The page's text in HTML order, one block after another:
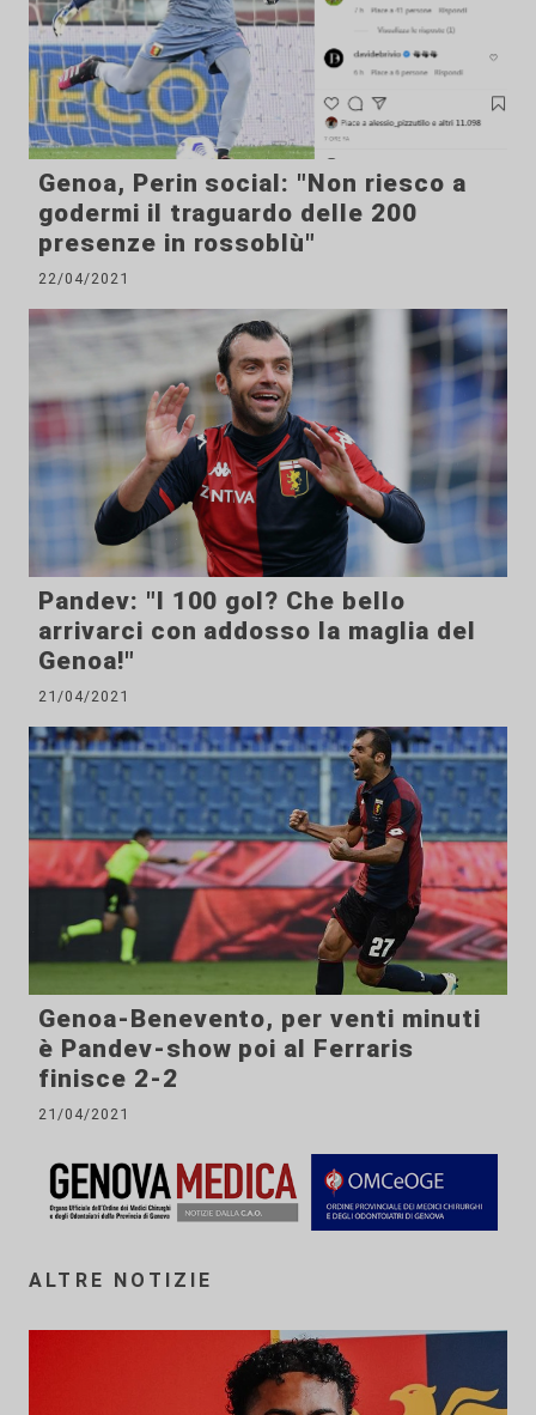
Genoa, Perin social: "Non riesco a
godermi il traguardo delle 200
presenze in rossoblù"
22/04/2021
Pandev: "I 100 gol? Che bello
arrivarci con addosso la maglia del
Genoa!"
21/04/2021
Genoa-Benevento, per venti minuti
è Pandev-show poi al Ferraris
finisce 2-2
21/04/2021
ALTRE NOTIZIE